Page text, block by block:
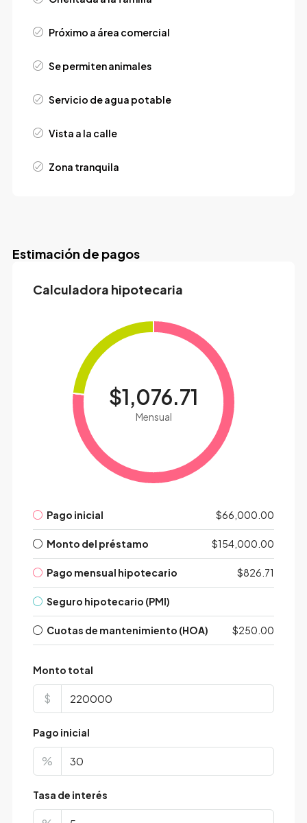
Próximo a área comercial
Se permiten animales
Servicio de agua potable
Vista a la calle
Zona tranquila
Estimación de pagos
Calculadora hipotecaria
$1,076.71
Mensual
Pago inicial $66,000.00
Monto del préstamo $154,000.00
Pago mensual hipotecario $826.71
Seguro hipotecario (PMI)
Cuotas de mantenimiento (HOA) $250.00
Monto total
$
Pago inicial
%
Tasa de interés